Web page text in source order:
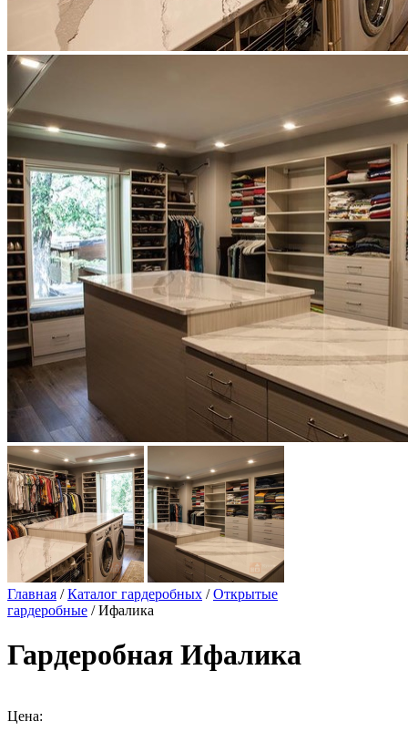
Главная /Каталог гардеробных /Открытые
гардеробные / Ифалика
Гардеробная Ифалика
Цена: